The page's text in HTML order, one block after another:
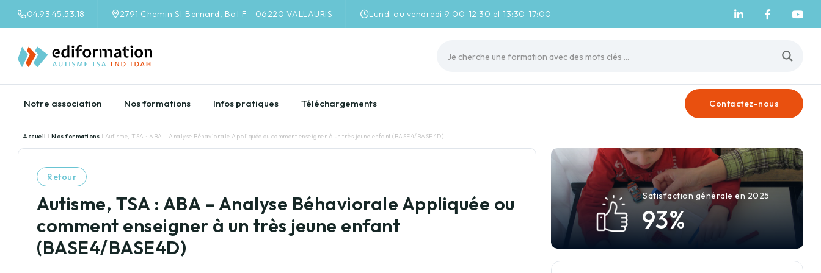
04.93.45.53.18 2791 Chemin St Bernard, Bat F - 06220 VALLAURIS Lundi au vendredi 9:00-12:30 et 13:30-17:00
Notre association Nos formations Infos pratiques Téléchargements Contactez-nous
Accueil I Nos formations I Autisme, TSA : ABA – Analyse Béhaviorale Appliquée ou comment enseigner à un très jeune enfant (BASE4/BASE4D)
Retour
Autisme, TSA : ABA – Analyse Béhaviorale Appliquée ou
comment enseigner à un très jeune enfant
(BASE4/BASE4D)
Satisfaction générale en 2025
93%